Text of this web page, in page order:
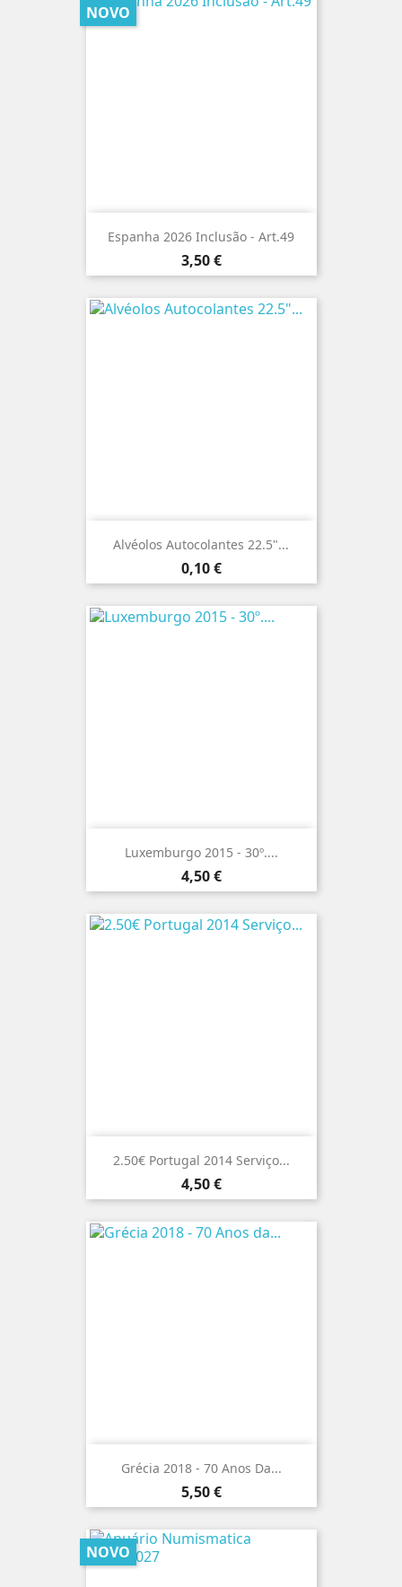
Espanha 2026 Inclusão - Art.49
Preço
3,50 €
NOVO
Alvéolos Autocolantes 22.5"...
Preço
0,10 €
Luxemburgo 2015 - 30º....
Preço
4,50 €
2.50€ Portugal 2014 Serviço...
Preço
4,50 €
Grécia 2018 - 70 Anos Da...
Preço
5,50 €
NOVO